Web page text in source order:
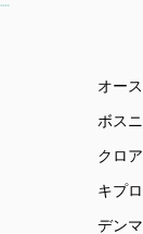
オー
ボス
クロ
キプ
デン